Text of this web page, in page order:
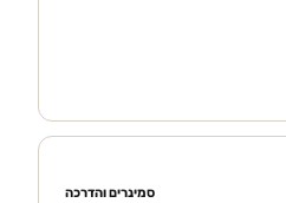
סמינרים והדרכה